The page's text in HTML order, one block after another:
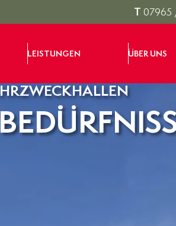
T 07965
LEISTUNGEN ÜBER UNS